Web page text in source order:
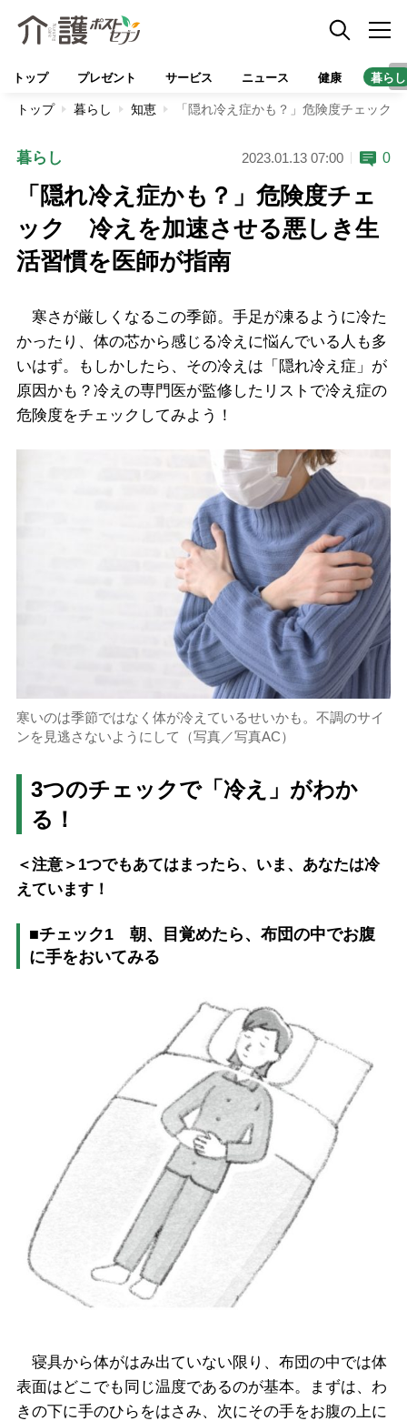
トップ プレゼント サービス ニュース 健康 暮らし
トップ 暮らし 知恵 「隠れ冷え症かも？」危険度チェッ
暮らし 2023.01.13 07:00 0
「隠れ冷え症かも？」危険度チェ
ック 冷えを加速させる悪しき生
活習慣を医師が指南
寒さが厳しくなるこの季節。手足が凍るように冷た
かったり、体の芯から感じる冷えに悩んでいる人も多
いはず。もしかしたら、その冷えは「隠れ冷え症」が
原因かも？冷えの専門医が監修したリストで冷え症の
危険度をチェックしてみよう！
寒いのは季節ではなく体が冷えているせいかも。不調のサイ
ンを見逃さないようにして（写真／写真AC）
3つのチェックで「冷え」がわか
る！
＜注意＞1つでもあてはまったら、いま、あなたは冷
えています！
■チェック1 朝、目覚めたら、布団の中でお腹
に手をおいてみる
寝具から体がはみ出ていない限り、布団の中では体
表面はどこでも同じ温度であるのが基本。まずは、わ
きの下に手のひらをはさみ、次にその手をお腹の上に